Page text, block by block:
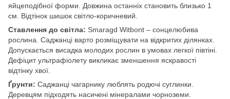
яйцеподібної форми. Довжина останніх становить близько 1
см. Відтінок шишок світло-коричневий.
Ставлення до світла: Smaragd Witbont – сонцелюбива
рослина. Саджанці варто розміщувати на відкритих ділянках.
Допускається висадка молодих рослин в умовах легкої півтіні.
Дефіцит ультрафіолету викликає зменшення яскравості
відтінку хвої.
Ґрунти: Саджанці чагарнику люблять родючі суглинки.
Деревцям підходять насичені мінералами чорноземи.